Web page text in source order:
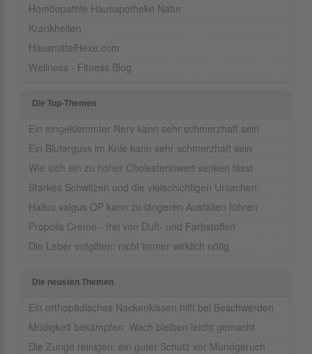
Homöopathie Hausapotheke Natur
Krankheiten
HausmittelHexe.com
Wellness - Fitness Blog
Die Top-Themen
Ein eingeklemmter Nerv kann sehr schmerzhaft sein
Ein Bluterguss im Knie kann sehr schmerzhaft sein
Wie sich ein zu hoher Cholesterinwert senken lässt
Starkes Schwitzen und die vielschichtigen Ursachen
Hallux valgus OP kann zu längeren Ausfällen führen
Propolis Creme - frei von Duft- und Farbstoffen
Die Leber entgiften: nicht immer wirklich nötig
Die neusten Themen
Ein orthopädisches Nackenkissen hilft bei Beschwerden
Müdigkeit bekämpfen: Wach bleiben leicht gemacht
Die Zunge reinigen: ein guter Schutz vor Mundgeruch